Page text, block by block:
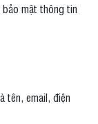
mật thông tin
tên, email, điện